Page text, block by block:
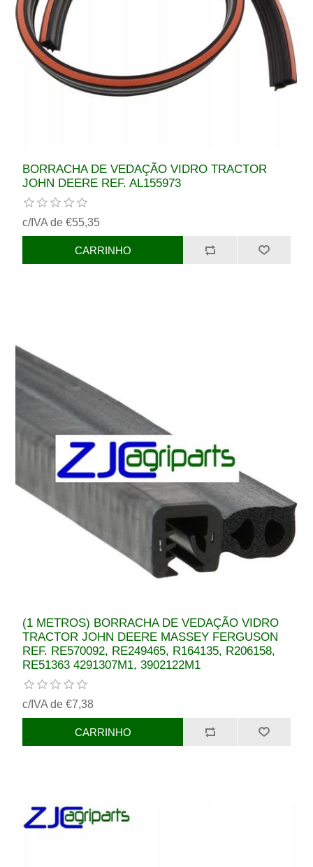
BORRACHA DE VEDAÇÃO VIDRO TRACTOR
JOHN DEERE REF. AL155973
c/IVA de €55,35
(1 METROS) BORRACHA DE VEDAÇÃO VIDRO
TRACTOR JOHN DEERE MASSEY FERGUSON
REF. RE570092, RE249465, R164135, R206158,
RE51363 4291307M1, 3902122M1
c/IVA de €7,38